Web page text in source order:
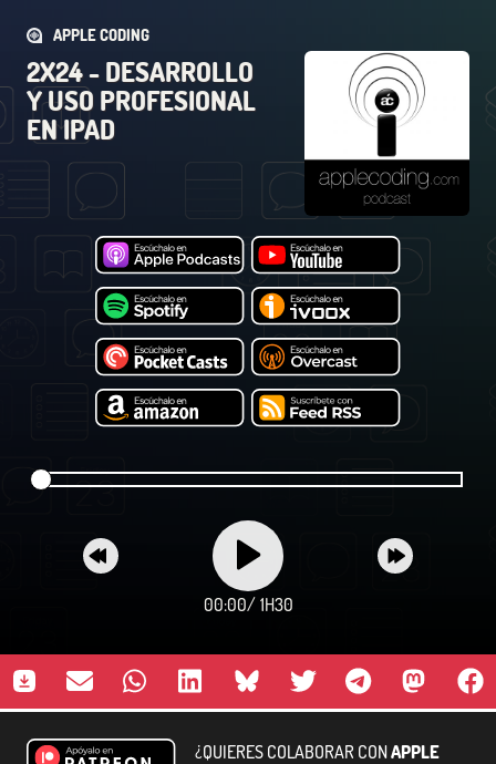
APPLE CODING
2X24 - DESARROLLO
Y USO PROFESIONAL
EN IPAD
00:00/ 1H30
¿QUIERES COLABORAR CONAPPLE